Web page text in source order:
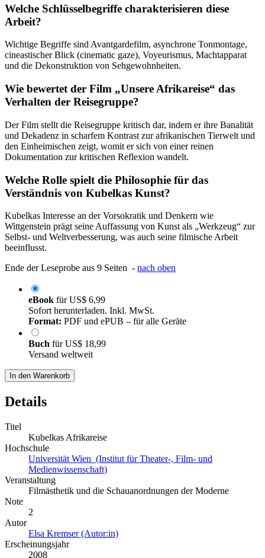
Welche Schlüsselbegriffe charakterisieren diese
Arbeit?
Wichtige Begriffe sind Avantgardefilm, asynchrone Tonmontage,
cineastischer Blick (cinematic gaze), Voyeurismus, Machtapparat
und die Dekonstruktion von Sehgewohnheiten.
Wie bewertet der Film „Unsere Afrikareise“ das
Verhalten der Reisegruppe?
Der Film stellt die Reisegruppe kritisch dar, indem er ihre Banalität
und Dekadenz in scharfem Kontrast zur afrikanischen Tierwelt und
den Einheimischen zeigt, womit er sich von einer reinen
Dokumentation zur kritischen Reflexion wandelt.
Welche Rolle spielt die Philosophie für das
Verständnis von Kubelkas Kunst?
Kubelkas Interesse an der Vorsokratik und Denkern wie
Wittgenstein prägt seine Auffassung von Kunst als „Werkzeug“ zur
Selbst- und Weltverbesserung, was auch seine filmische Arbeit
beeinflusst.
Ende der Leseprobe aus 9 Seiten - nach oben
eBook fürUS$ 6,99
Sofort herunterladen. Inkl. MwSt.
Format: PDF und ePUB – für alle Geräte
Buch fürUS$ 18,99
Versand weltweit
In den Warenkorb
Details
Titel
Kubelkas Afrikareise
Hochschule
Universität Wien (Institut für Theater-, Film- und
Medienwissenschaft)
Veranstaltung
Filmästhetik und die Schauanordnungen der Moderne
Note
2
Autor
Elsa Kremser (Autor:in)
Erscheinungsjahr
2008